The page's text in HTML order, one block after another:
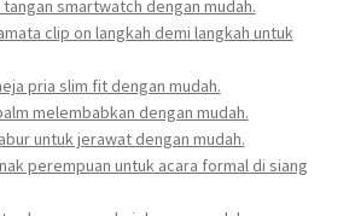
smartwatch dengan mudah.
clip on langkah demi langkah untuk
pria slim fit dengan mudah.
melembabkan dengan mudah.
untuk jerawat dengan mudah.
perempuan untuk acara formal di siang